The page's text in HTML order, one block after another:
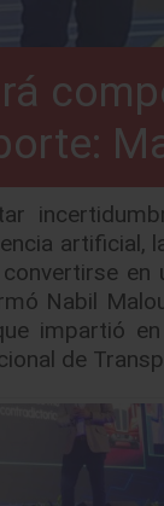
Nabil
impartió
de